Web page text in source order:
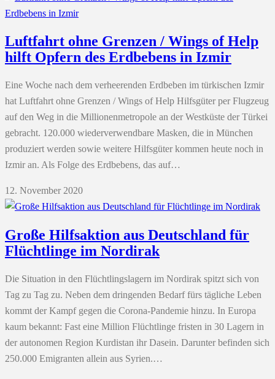
Luftfahrt ohne Grenzen / Wings of Help
hilft Opfern des Erdbebens in Izmir
Eine Woche nach dem verheerenden Erdbeben im türkischen Izmir
hat Luftfahrt ohne Grenzen / Wings of Help Hilfsgüter per Flugzeug
auf den Weg in die Millionenmetropole an der Westküste der Türkei
gebracht. 120.000 wiederverwendbare Masken, die in München
produziert werden sowie weitere Hilfsgüter kommen heute noch in
Izmir an. Als Folge des Erdbebens, das auf…
12. November 2020
Große Hilfsaktion aus Deutschland für
Flüchtlinge im Nordirak
Die Situation in den Flüchtlingslagern im Nordirak spitzt sich von
Tag zu Tag zu. Neben dem dringenden Bedarf fürs tägliche Leben
kommt der Kampf gegen die Corona-Pandemie hinzu. In Europa
kaum bekannt: Fast eine Million Flüchtlinge fristen in 30 Lagern in
der autonomen Region Kurdistan ihr Dasein. Darunter befinden sich
250.000 Emigranten allein aus Syrien.…